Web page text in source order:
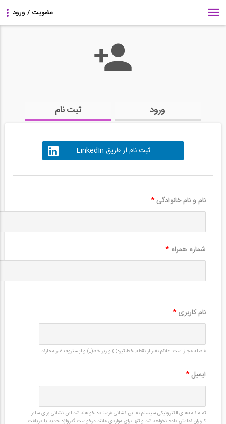
ورود ثبت نام
ثبت نام از طریق LinkedIn
نام و نام خانوادگی*
شماره همراه *
نام کاربری *
فاصله مجاز است؛ علائم بغیر از نقطه, خط تیره(-) و زیر خط(_) و اپستروف غیر مجازند.
ایمیل*
تمام نامه‌های الکترونیکی سیستم به این نشانی فرستاده خواهند شد.این نشانی برای سایر
کاربران نمایش داده نخواهد شد و تنها برای مواردی مانند درخواست گذرواژه جدید یا دریافت